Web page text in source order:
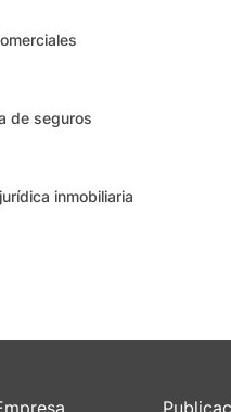
de seguros
inmobiliaria